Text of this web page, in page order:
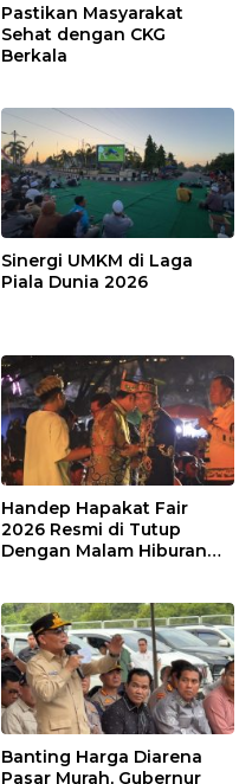
Pastikan Masyarakat
Sehat dengan CKG
Berkala
Sinergi UMKM di Laga
Piala Dunia 2026
Handep Hapakat Fair
2026 Resmi di Tutup
Dengan Malam Hiburan
Banting Harga Diarena
Pasar Murah, Gubernur